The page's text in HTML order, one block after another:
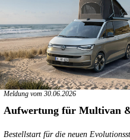
Meldung vom 30.06.2026
Aufwertung für Multivan
Bestellstart für die neuen